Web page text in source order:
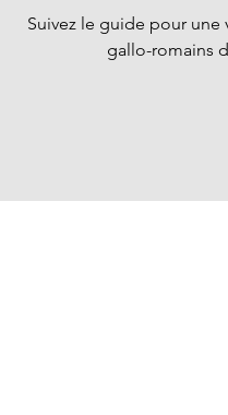
Suivez le guide pour
gallo-romains